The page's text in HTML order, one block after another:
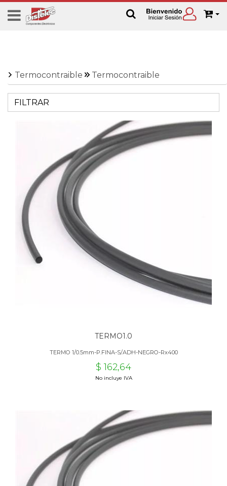
Termocontraible Termocontraible
FILTRAR
TERMO1.0
TERMO 1/0.5mm-P.FINA-S/ADH-NEGRO-Rx400
$ 162,64
No incluye IVA